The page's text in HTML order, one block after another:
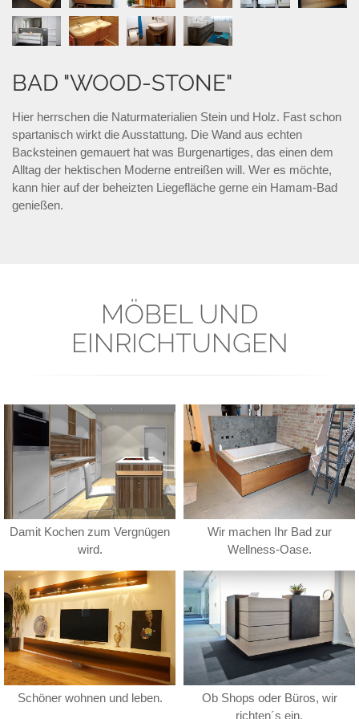
BAD "WOOD-STONE"
Hier herrschen die Naturmaterialien Stein und Holz. Fast schon
spartanisch wirkt die Ausstattung. Die Wand aus echten
Backsteinen gemauert hat was Burgenartiges, das einen dem
Alltag der hektischen Moderne entreißen will. Wer es möchte,
kann hier auf der beheizten Liegefläche gerne ein Hamam-Bad
genießen.
MÖBEL UND
EINRICHTUNGEN
Damit Kochen zum Vergnügen
wird.
Wir machen Ihr Bad zur
Wellness-Oase.
Schöner wohnen und leben.
Ob Shops oder Büros, wir
richten´s ein.